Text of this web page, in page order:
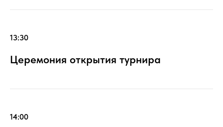
13:30
Церемония открытия турнира
14:00